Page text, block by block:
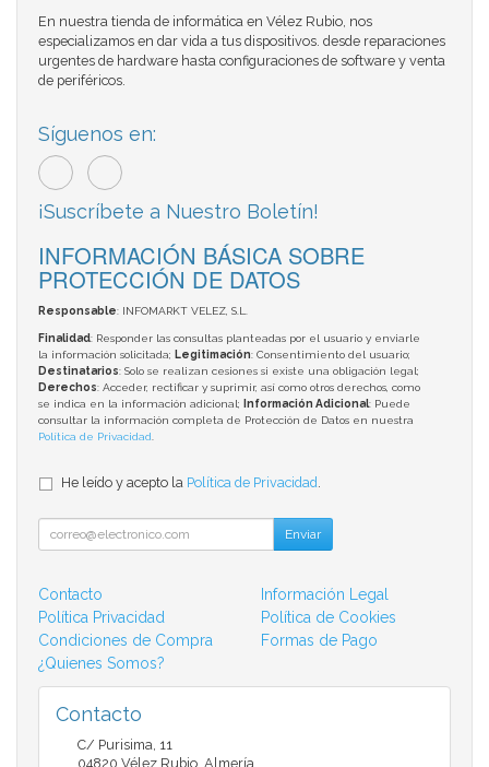
En nuestra tienda de informática en Vélez Rubio, nos
especializamos en dar vida a tus dispositivos. desde reparaciones
urgentes de hardware hasta configuraciones de software y venta
de periféricos.
Síguenos en:
¡Suscríbete a Nuestro Boletín!
INFORMACIÓN BÁSICA SOBRE
PROTECCIÓN DE DATOS
Responsable: INFOMARKT VELEZ, S.L.
Finalidad: Responder las consultas planteadas por el usuario y enviarle
la información solicitada; Legitimación: Consentimiento del usuario;
Destinatarios: Solo se realizan cesiones si existe una obligación legal;
Derechos: Acceder, rectificar y suprimir, así como otros derechos, como
se indica en la información adicional;
Información Adicional: Puede
consultar la información completa de Protección de Datos en nuestra
Política de Privacidad
He leído y acepto la Política de Privacidad
Enviar
Contacto
Información Legal
Política Privacidad
Política de Cookies
Condiciones de Compra
Formas de Pago
¿Quienes Somos?
Contacto
C/ Purisima, 11
04820 Vélez Rubio Almería